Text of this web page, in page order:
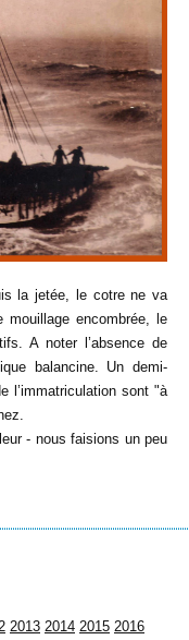
la jetée, le cotre ne va
encombrée, le
A noter l’absence de
balancine. Un demi-
l’immatriculation sont "à
- nous faisions un peu
2013 2014 2015 2016